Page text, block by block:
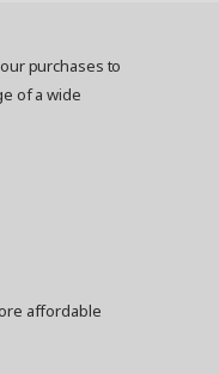
purchases to
of a wide
affordable